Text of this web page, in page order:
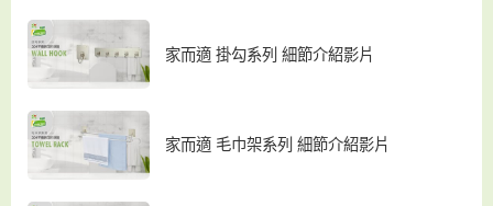
家而適 掛勾系列 細節介紹影片
家而適 毛巾架系列 細節介紹影片